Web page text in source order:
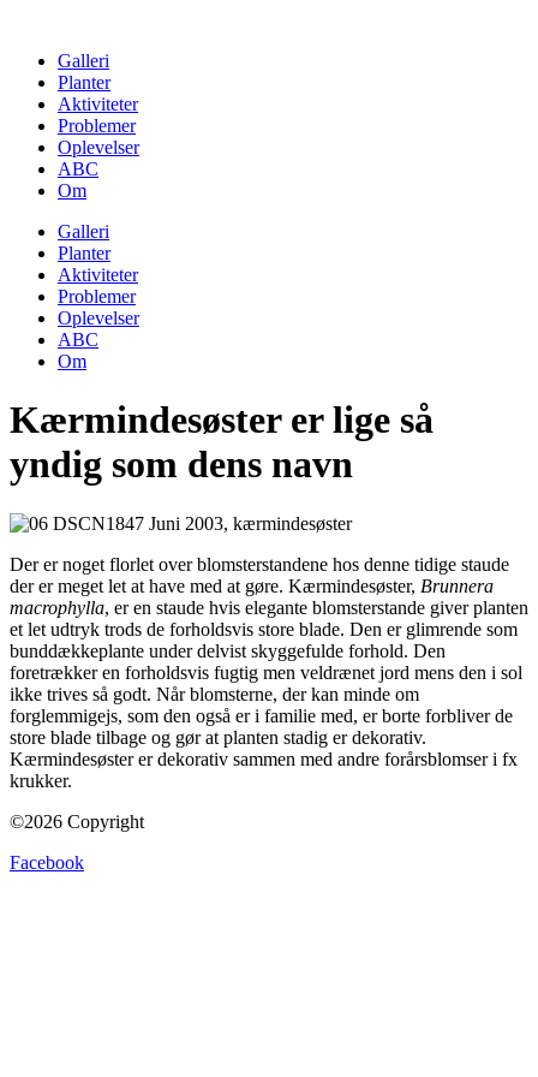
contentGalleri
Planter
Aktiviteter
Problemer
Oplevelser
ABC
Om
Galleri
Planter
Aktiviteter
Problemer
Oplevelser
ABC
Om
Kærmindesøster er lige så
yndig som dens navn
Der er noget florlet over blomsterstandene hos denne tidige staude
der er meget let at have med at gøre. Kærmindesøster, Brunnera
macrophylla, er en staude hvis elegante blomsterstande giver planten
et let udtryk trods de forholdsvis store blade. Den er glimrende som
bunddækkeplante under delvist skyggefulde forhold. Den
foretrækker en forholdsvis fugtig men veldrænet jord mens den i sol
ikke trives så godt. Når blomsterne, der kan minde om
forglemmigejs, som den også er i familie med, er borte forbliver de
store blade tilbage og gør at planten stadig er dekorativ.
Kærmindesøster er dekorativ sammen med andre forårsblomser i fx
krukker.
©2026 Copyright
Facebook